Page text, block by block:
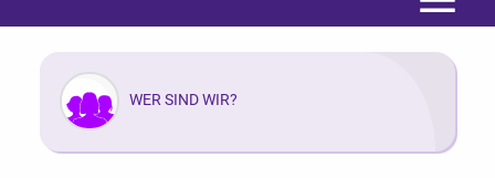
Menü
WER SIND WIR?